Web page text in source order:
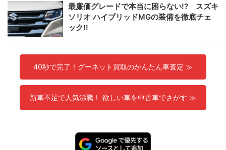
最廉価グレードで本当に困らない!? スズキ
ソリオ ハイブリッドMGの装備を徹底チェ
ック!!
40秒で完了！グーネット買取のかんたん車査定 ≫
新車不足で人気沸騰！ 欲しい車を中古車でさがす ≫